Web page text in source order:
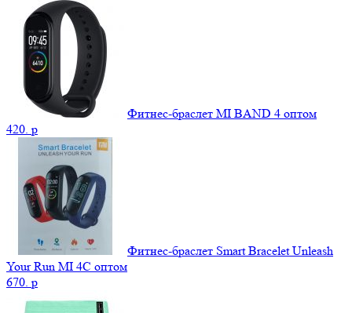
Фитнес-браслет MI BAND 4 оптом
420. p
Фитнес-браслет Smart Bracelet Unleash
Your Run MI 4C оптом
670. p